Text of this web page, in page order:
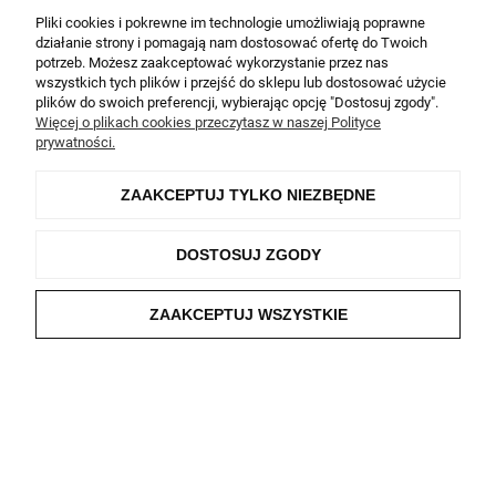
Ocena produktu:
Ocena sklepu:
Ocena dostawy:
Dodatkowy komentarz:
Piękny naszyjnik, równie piękny jak na zdjęciu, super
Pliki cookies i pokrewne im technologie umożliwiają poprawne
działanie strony i pomagają nam dostosować ofertę do Twoich
potrzeb. Możesz zaakceptować wykorzystanie przez nas
wszystkich tych plików i przejść do sklepu lub dostosować użycie
plików do swoich preferencji, wybierając opcję "Dostosuj zgody".
Więcej o plikach cookies przeczytasz w naszej Polityce
prywatności.
ZAAKCEPTUJ TYLKO NIEZBĘDNE
DOSTOSUJ ZGODY
ZAAKCEPTUJ WSZYSTKIE